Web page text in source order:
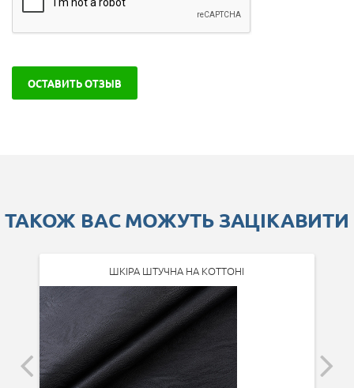
ОСТАВИТЬ ОТЗЫВ
ТАКОЖ ВАС МОЖУТЬ ЗАЦІКАВИТИ
ШКІРА ШТУЧНА НА КОТТОНІ